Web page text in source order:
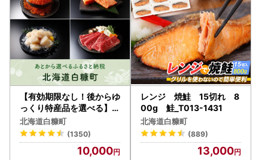
ください。
ワンストップ特例申請書受付書は郵送での返送はおこなって
いなく、申請時のメールアドレス宛にご連絡しています。
そこから同受付書をダウンロードすることができます。
メールアドレスのないかたは、郵送しますのでご連絡くださ
い。
【ワンストップ特例申請書の送付先】
〒088-0396
白糠郵便局
【有効期限なし！後からゆ
っくり特産品を選べる】北
海道白糠町カタログポイン
ト
北海道白糠町
(1350)
10,000
レンジ 焼鮭 15切れ 8
00g 鮭_T013-1431
北海道白糠町
(889)
13,000